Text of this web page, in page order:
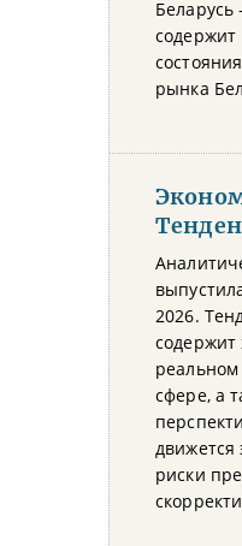
Беларусь
содержит
рынка
2026.
содержит
сфере, а
движется
риски